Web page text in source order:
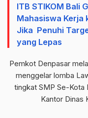
ITB STIKOM Bali
Mahasiswa Kerja
Jika Penuhi
yang Lepas
Pemkot Denpasar
menggelar lomba
tingkat SMP Se-Kota
Kantor Dinas